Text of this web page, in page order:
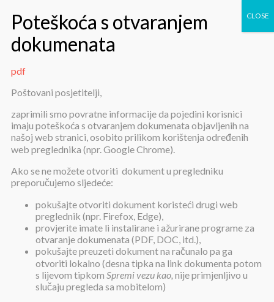
pdf
Objavljeno:21. svibnja 2024.
pdf
Poštovani posjetitelji,
zaprimili smo povratne informacije da pojedini korisnici
imaju poteškoća s otvaranjem dokumenata objavljenih na
našoj web stranici, osobito prilikom korištenja određenih
web preglednika (npr. Google Chrome).
Ako se ne možete otvoriti dokument u pregledniku
preporučujemo sljedeće:
pokušajte otvoriti dokument koristeći drugi web
preglednik (npr. Firefox, Edge),
provjerite imate li instalirane i ažurirane programe za
otvaranje dokumenata (PDF, DOC, itd.),
pokušajte preuzeti dokument na računalo pa ga
otvoriti lokalno (desna tipka na link dokumenta potom
s lijevom tipkom Spremi vezu kao, nije primjenljivo u
slučaju pregleda sa mobitelom)